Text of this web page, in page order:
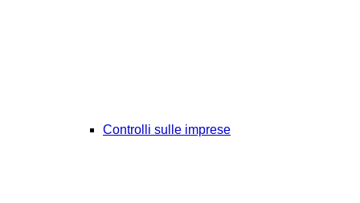
Controlli sulle imprese